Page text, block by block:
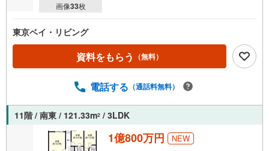
画像33枚
東京ベイ・リビング
資料をもらう （無料）
電話する （通話料無料）
11階 / 南東 / 121.33m2 / 3LDK
1億800万円 NEW